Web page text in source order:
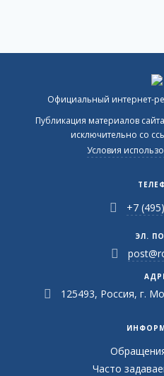
Официальный интернет-
Публикация материалов сайта
исключительно со
Условия
+7
ЭЛ.
125493, Россия, г.
Часто